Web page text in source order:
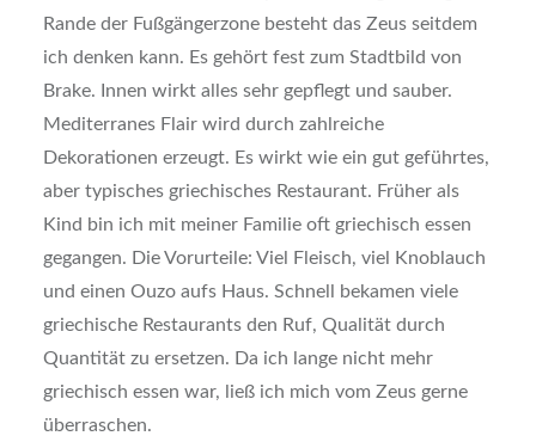
Rande der Fußgängerzone besteht das Zeus seitdem
ich denken kann. Es gehört fest zum Stadtbild von
Brake. Innen wirkt alles sehr gepflegt und sauber.
Mediterranes Flair wird durch zahlreiche
Dekorationen erzeugt. Es wirkt wie ein gut geführtes,
aber typisches griechisches Restaurant. Früher als
Kind bin ich mit meiner Familie oft griechisch essen
gegangen. Die Vorurteile: Viel Fleisch, viel Knoblauch
und einen Ouzo aufs Haus. Schnell bekamen viele
griechische Restaurants den Ruf, Qualität durch
Quantität zu ersetzen. Da ich lange nicht mehr
griechisch essen war, ließ ich mich vom Zeus gerne
überraschen.